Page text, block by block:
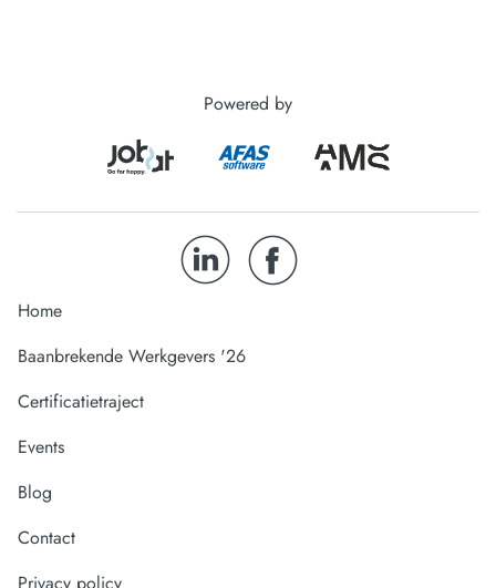
Powered by
Home
Baanbrekende Werkgevers '26
Certificatietraject
Events
Blog
Contact